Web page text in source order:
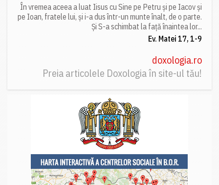
În vremea aceea a luat Iisus cu Sine pe Petru și pe Iacov și
pe Ioan, fratele lui, și i-a dus într-un munte înalt, de o parte.
Și S-a schimbat la față înaintea lor...
Ev. Matei 17, 1-9
doxologia.ro
Preia articolele Doxologia în site-ul tău!